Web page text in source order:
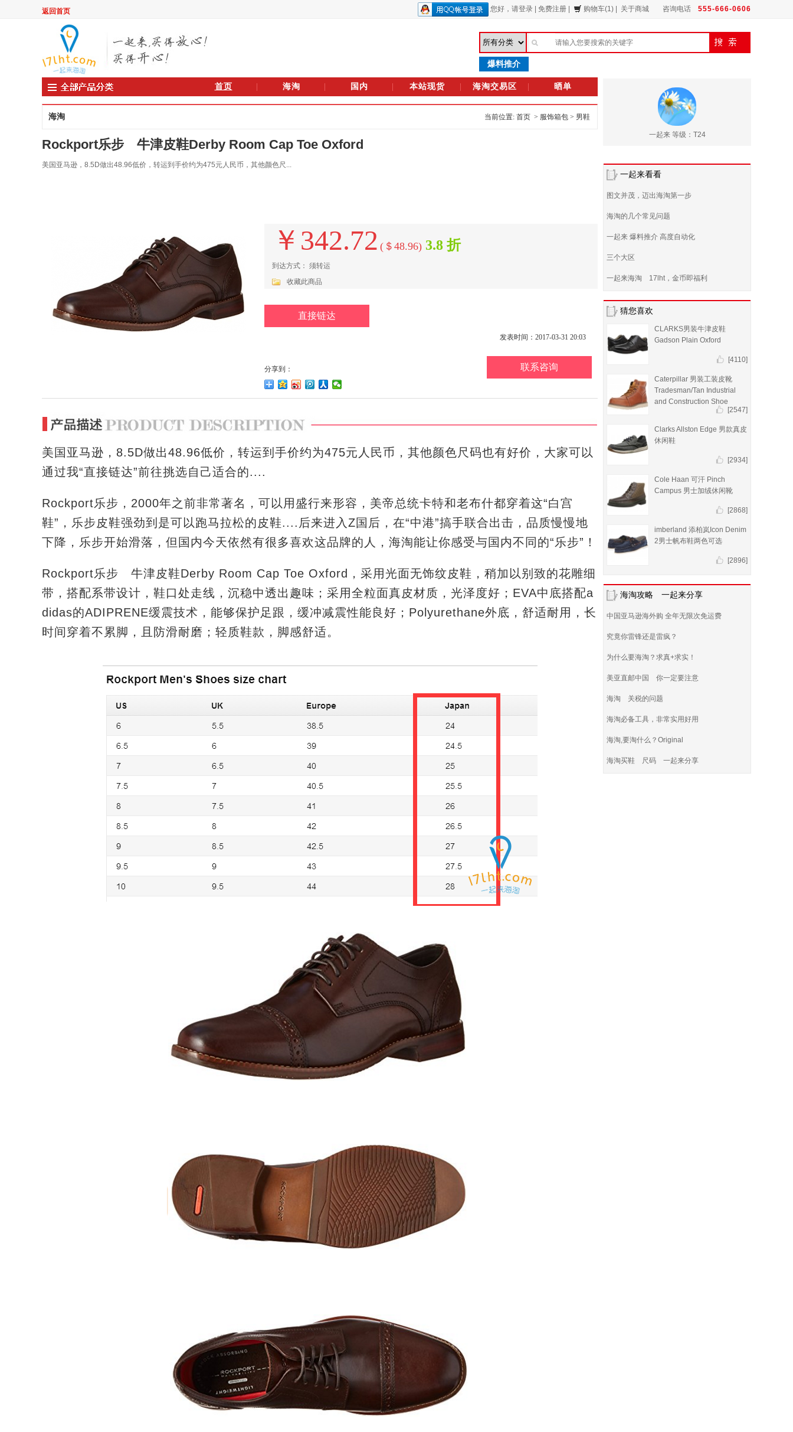
返回首页 您好， 请登录 免费注册 购物车(1) 关于商城 咨询电话 555-666-0606
爆料推介
首页 海淘 国内 本站现货 海淘交易区 晒单
海淘 当前位置: 首页 > 服饰箱包 > 男鞋
Rockport乐步 牛津皮鞋Derby Room Cap Toe Oxford
美国亚马逊，8.5D做出48.96低价，转运到手价约为475元人民币，其他颜色尺...
￥342.72 (＄48.96) 3.8 折
到达方式： 须转运
收藏此商品
直接链达
发表时间：2017-03-31 20:03
联系咨询
分享到：
美国亚马逊，8.5D做出48.96低价，转运到手价约为475元人民币，其他颜色尺码也有好价，大家可以
通过我“直接链达”前往挑选自己适合的....
Rockport乐步，2000年之前非常著名，可以用盛行来形容，美帝总统卡特和老布什都穿着这“白宫
鞋”，乐步皮鞋强劲到是可以跑马拉松的皮鞋....后来进入Z国后，在“中港”搞手联合出击，品质慢慢地
下降，乐步开始滑落，但国内今天依然有很多喜欢这品牌的人，海淘能让你感受与国内不同的“乐步”！
Rockport乐步 牛津皮鞋Derby Room Cap Toe Oxford，采用光面无饰纹皮鞋，稍加以别致的花雕细
带，搭配系带设计，鞋口处走线，沉稳中透出趣味；采用全粒面真皮材质，光泽度好；EVA中底搭配a
didas的ADIPRENE缓震技术，能够保护足跟，缓冲减震性能良好；Polyurethane外底，舒适耐用，长
时间穿着不累脚，且防滑耐磨；轻质鞋款，脚感舒适。
一起来 等级：T24
一起来看看
图文并茂，迈出海淘第一步
海淘的几个常见问题
一起来 爆料推介 高度自动化
三个大区
一起来海淘 17lht，金币即福利
猜您喜欢
CLARKS男装牛津皮鞋
Gadson Plain Oxford
[4110]
Caterpillar 男装工装皮靴
Tradesman/Tan Industrial
and Construction Shoe
[2547]
Clarks Allston Edge 男款真皮
休闲鞋
[2934]
Cole Haan 可汗 Pinch
Campus 男士加绒休闲靴
[2868]
imberland 添柏岚Icon Denim
2男士帆布鞋两色可选
[2896]
海淘攻略 一起来分享
中国亚马逊海外购 全年无限次免运费
究竟你雷锋还是雷疯？
为什么要海淘？求真+求实！
美亚直邮中国 你一定要注意
海淘 关税的问题
海淘必备工具，非常实用好用
海淘,要淘什么？Original
海淘买鞋 尺码 一起来分享